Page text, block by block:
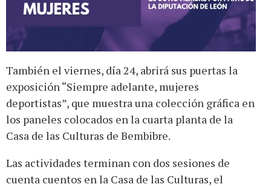
También el viernes, día 24, abrirá sus puertas la
exposición “Siempre adelante, mujeres
deportistas”, que muestra una colección gráfica en
los paneles colocados en la cuarta planta de la
Casa de las Culturas de Bembibre.
Las actividades terminan con dos sesiones de
cuenta cuentos en la Casa de las Culturas, el